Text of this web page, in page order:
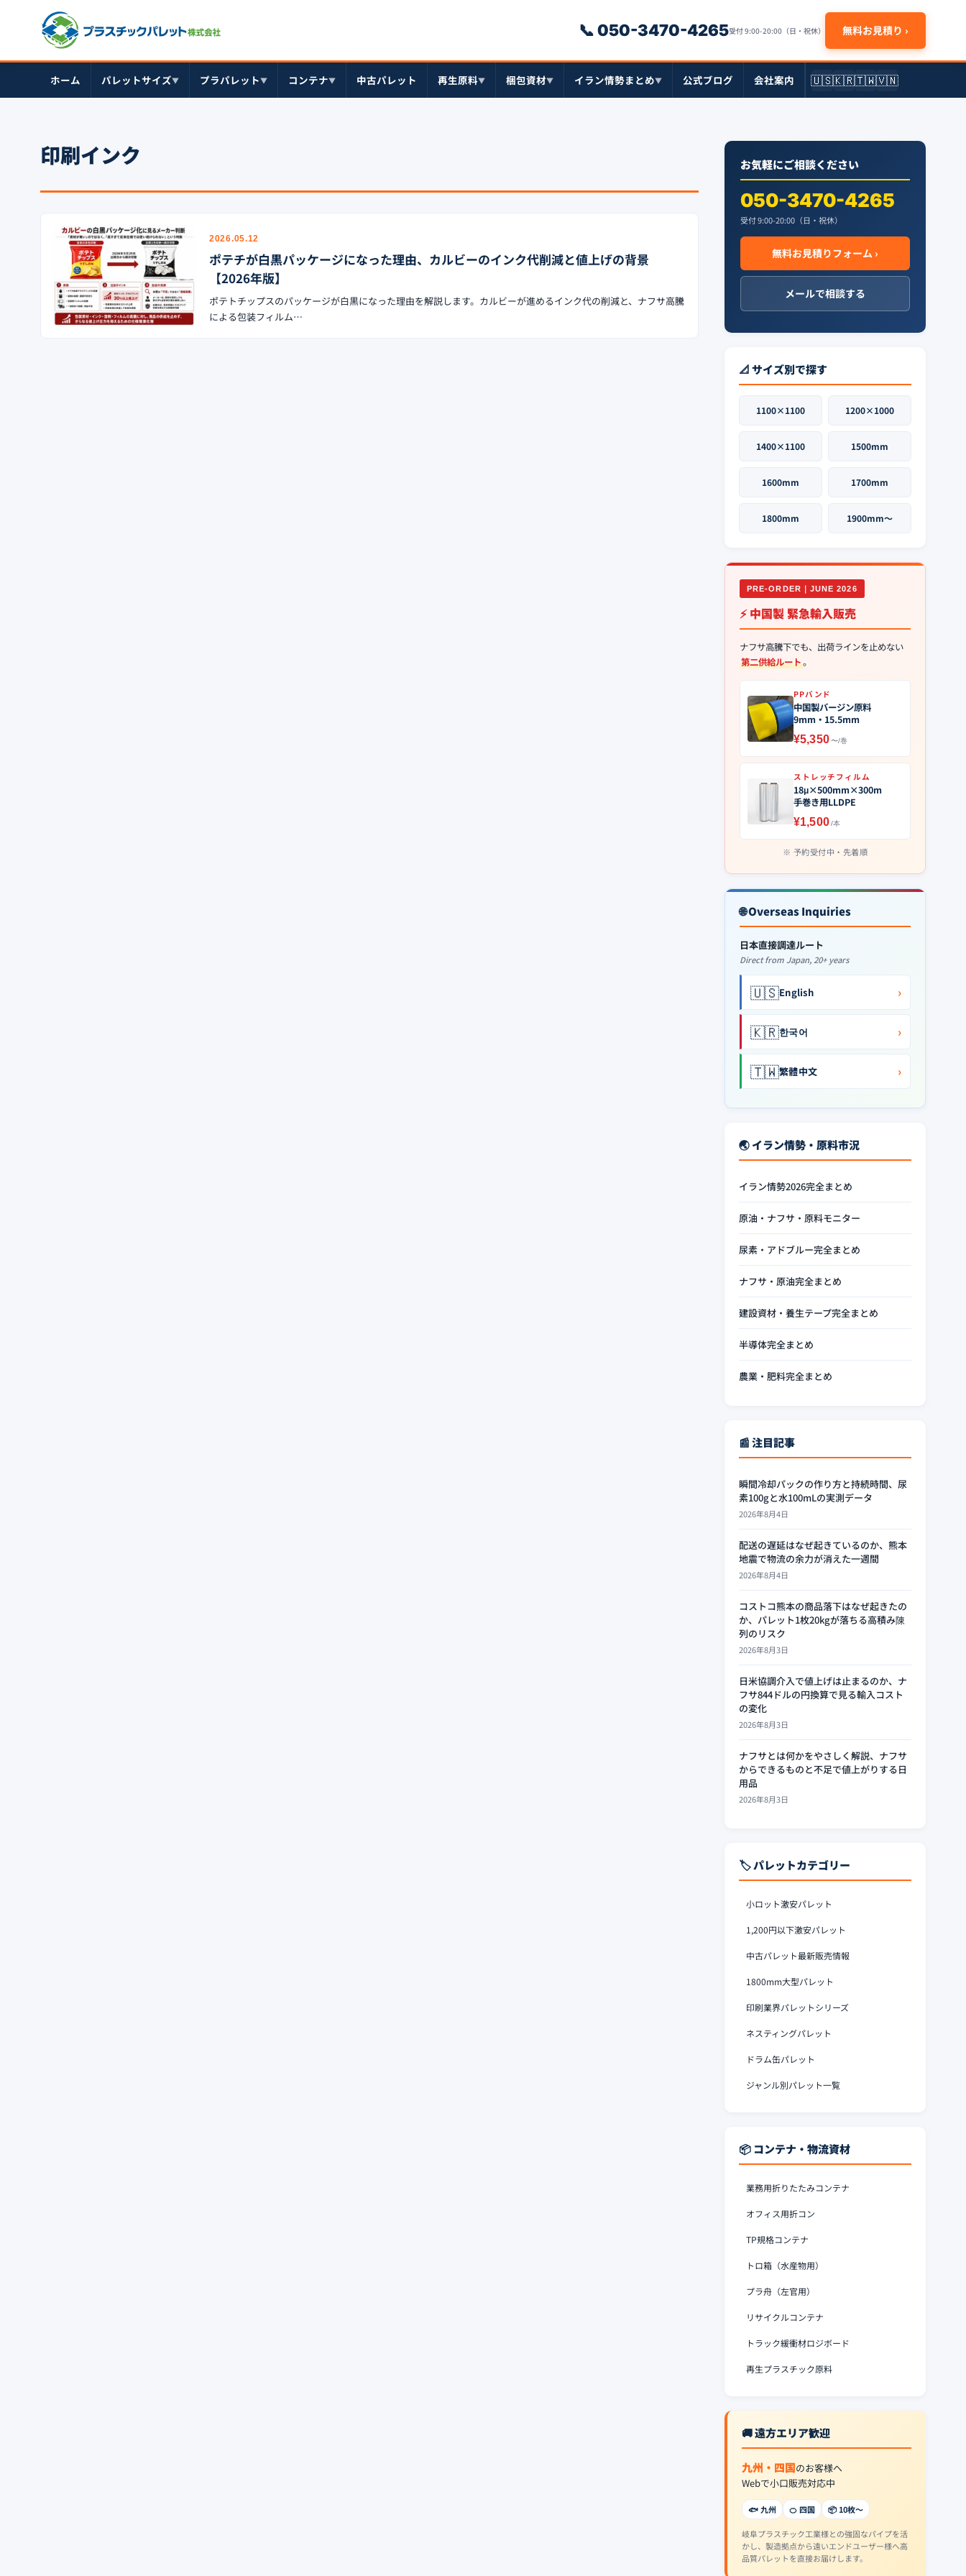
📞 050-3470-4265受付 9:00-20:00（日・祝休） 無料お見積り ›
ホーム パレットサイズ▼ プラパレット▼ コンテナ▼ 中古パレット 再生原料▼ 梱包資材▼ イラン情勢まとめ▼ 公式ブログ 会社案内 🇺🇸🇰🇷🇹🇼🇻🇳
印刷インク
2026.05.12
ポテチが白黒パッケージになった理由、カルビーのインク代削減と値上げの背景
【2026年版】
ポテトチップスのパッケージが白黒になった理由を解説します。カルビーが進めるインク代の削減と、ナフサ高騰
による包装フィルム…
お気軽にご相談ください
050-3470-4265
受付 9:00-20:00（日・祝休）
無料お見積りフォーム ›
メールで相談する
📐 サイズ別で探す
1100×1100 1200×1000
1400×1100 1500mm
1600mm 1700mm
1800mm 1900mm〜
PRE-ORDER｜JUNE 2026
⚡ 中国製 緊急輸入販売
ナフサ高騰下でも、出荷ラインを止めない
第二供給ルート。
PPバンド
中国製バージン原料
9mm・15.5mm
¥5,350〜/巻
ストレッチフィルム
18μ×500mm×300m
手巻き用LLDPE
¥1,500/本
予約受付中・先着順
🌐 Overseas Inquiries
日本直接調達ルート
Direct from Japan, 20+ years
🇺🇸English ›
🇰🇷한국어 ›
🇹🇼繁體中文 ›
🌏 イラン情勢・原料市況
イラン情勢2026完全まとめ
原油・ナフサ・原料モニター
尿素・アドブルー完全まとめ
ナフサ・原油完全まとめ
建設資材・養生テープ完全まとめ
半導体完全まとめ
農業・肥料完全まとめ
📰 注目記事
瞬間冷却パックの作り方と持続時間、尿
素100gと水100mLの実測データ
2026年8月4日
配送の遅延はなぜ起きているのか、熊本
地震で物流の余力が消えた一週間
2026年8月4日
コストコ熊本の商品落下はなぜ起きたの
か、パレット1枚20kgが落ちる高積み陳
列のリスク
2026年8月3日
日米協調介入で値上げは止まるのか、ナ
フサ844ドルの円換算で見る輸入コスト
の変化
2026年8月3日
ナフサとは何かをやさしく解説、ナフサ
からできるものと不足で値上がりする日
用品
2026年8月3日
🏷️ パレットカテゴリー
小ロット激安パレット
1,200円以下激安パレット
中古パレット最新販売情報
1800mm大型パレット
印刷業界パレットシリーズ
ネスティングパレット
ドラム缶パレット
ジャンル別パレット一覧
📦 コンテナ・物流資材
業務用折りたたみコンテナ
オフィス用折コン
TP規格コンテナ
トロ箱（水産物用）
プラ舟（左官用）
リサイクルコンテナ
トラック緩衝材ロジボード
再生プラスチック原料
🚚 遠方エリア歓迎
九州・四国のお客様へ
Webで小口販売対応中
🐟 九州 🍊 四国 📦 10枚〜
岐阜プラスチック工業様との強固なパイプを活
かし、製造拠点から遠いエンドユーザー様へ高
品質パレットを直接お届けします。